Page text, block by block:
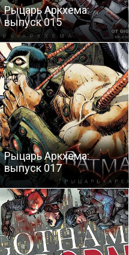
Рыцарь Аркхема:
выпуск 015
Рыцарь Аркхема:
выпуск 017